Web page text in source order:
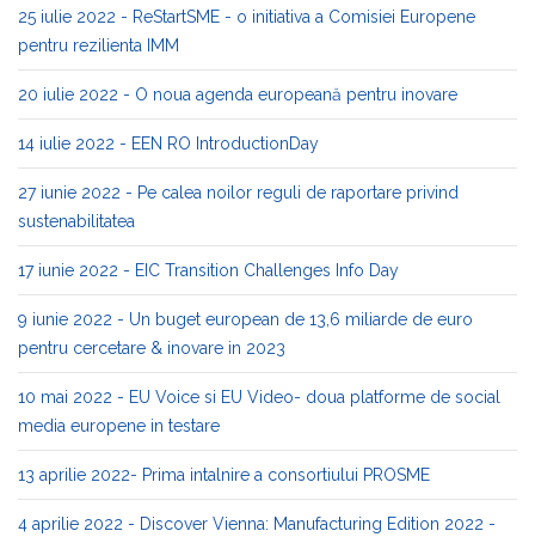
25 iulie 2022 - ReStartSME - o initiativa a Comisiei Europene
pentru rezilienta IMM
20 iulie 2022 - O noua agenda europeană pentru inovare
14 iulie 2022 - EEN RO IntroductionDay
27 iunie 2022 - Pe calea noilor reguli de raportare privind
sustenabilitatea
17 iunie 2022 - EIC Transition Challenges Info Day
9 iunie 2022 - Un buget european de 13,6 miliarde de euro
pentru cercetare & inovare in 2023
10 mai 2022 - EU Voice si EU Video- doua platforme de social
media europene in testare
13 aprilie 2022- Prima intalnire a consortiului PROSME
4 aprilie 2022 - Discover Vienna: Manufacturing Edition 2022 -